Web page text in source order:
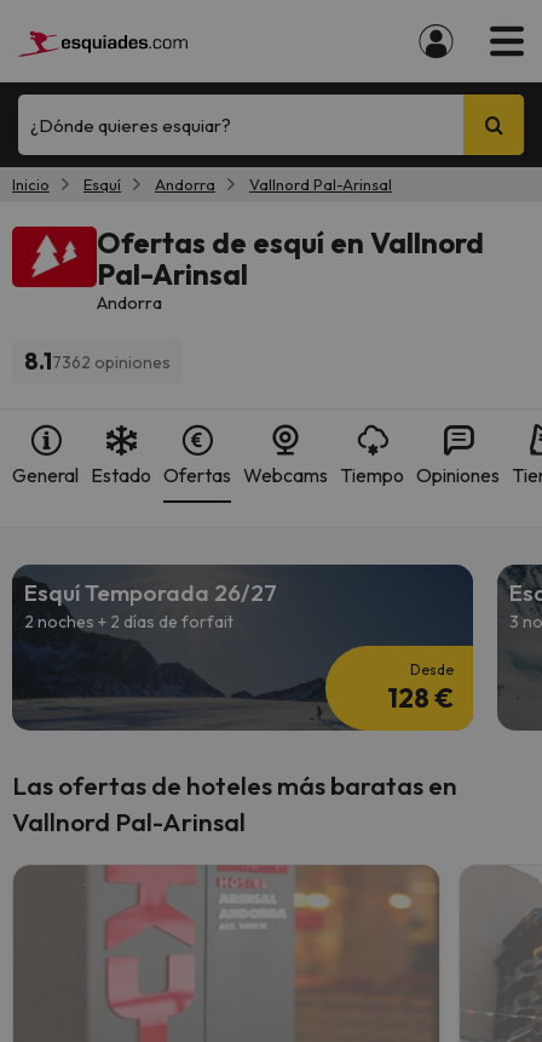
¿Dónde quieres esquiar?
Inicio Esquí Andorra Vallnord Pal-Arinsal
Ofertas de esquí en Vallnord
Pal-Arinsal
Andorra
8.17362 opiniones
General Estado Ofertas Webcams Tiempo Opiniones
Esquí Temporada 26/27
2 noches + 2 días de forfait
Desde
128 €
3
Las ofertas de hoteles más baratas en
Vallnord Pal-Arinsal